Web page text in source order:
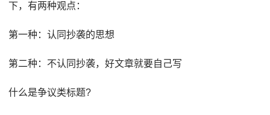
下，有两种观点：
第一种：认同抄袭的思想
第二种：不认同抄袭，好文章就要自己写
什么是争议类标题?